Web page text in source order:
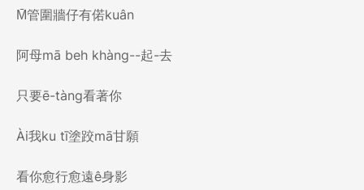
M̄管圍牆仔有偌kuân
阿母mā beh khàng--起-去
只要ē-tàng看著你
Ài我ku tī塗跤mā甘願
看你愈行愈遠ê身影